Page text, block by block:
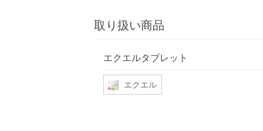
取り扱い商品
エクエルタブレット
エクエル